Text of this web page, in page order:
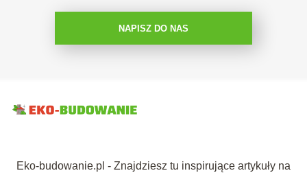
NAPISZ DO NAS
Eko-budowanie.pl - Znajdziesz tu inspirujące artykuły na